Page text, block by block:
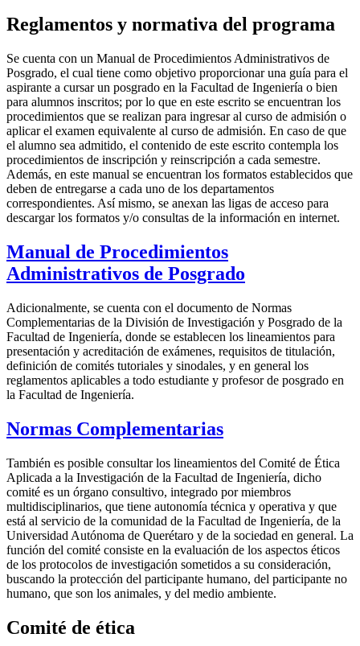
Reglamentos y normativa del programa
Se cuenta con un Manual de Procedimientos Administrativos de
Posgrado, el cual tiene como objetivo proporcionar una guía para el
aspirante a cursar un posgrado en la Facultad de Ingeniería o bien
para alumnos inscritos; por lo que en este escrito se encuentran los
procedimientos que se realizan para ingresar al curso de admisión o
aplicar el examen equivalente al curso de admisión. En caso de que
el alumno sea admitido, el contenido de este escrito contempla los
procedimientos de inscripción y reinscripción a cada semestre.
Además, en este manual se encuentran los formatos establecidos que
deben de entregarse a cada uno de los departamentos
correspondientes. Así mismo, se anexan las ligas de acceso para
descargar los formatos y/o consultas de la información en internet.
Manual de Procedimientos
Administrativos de Posgrado
Adicionalmente, se cuenta con el documento de Normas
Complementarias de la División de Investigación y Posgrado de la
Facultad de Ingeniería, donde se establecen los lineamientos para
presentación y acreditación de exámenes, requisitos de titulación,
definición de comités tutoriales y sinodales, y en general los
reglamentos aplicables a todo estudiante y profesor de posgrado en
la Facultad de Ingeniería.
Normas Complementarias
También es posible consultar los lineamientos del Comité de Ética
Aplicada a la Investigación de la Facultad de Ingeniería, dicho
comité es un órgano consultivo, integrado por miembros
multidisciplinarios, que tiene autonomía técnica y operativa y que
está al servicio de la comunidad de la Facultad de Ingeniería, de la
Universidad Autónoma de Querétaro y de la sociedad en general. La
función del comité consiste en la evaluación de los aspectos éticos
de los protocolos de investigación sometidos a su consideración,
buscando la protección del participante humano, del participante no
humano, que son los animales, y del medio ambiente.
Comité de ética